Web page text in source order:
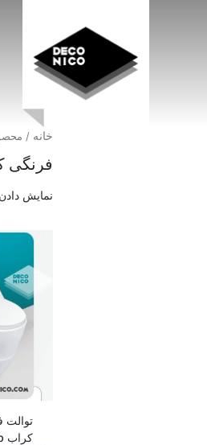
خانه /
فرنگی
نمایش دادن همه
توالت
کراب Crab سفید